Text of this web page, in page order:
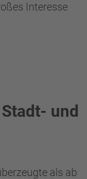
Interesse
und
als ab